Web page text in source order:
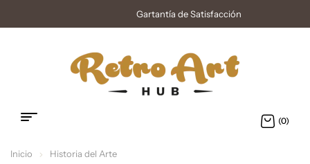
Gartantía de Satisfacción
(0)
Inicio Historia del Arte